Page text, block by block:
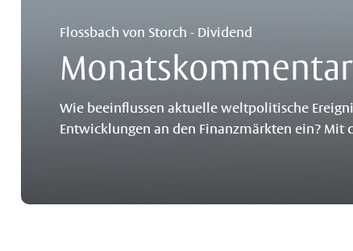
Flossbach von Storch - Dividend
Wie beeinflussen aktuelle weltpolitische
Entwicklungen an den Finanzmärkten ein?